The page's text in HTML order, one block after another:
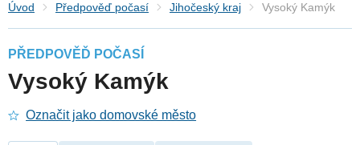
Úvod Předpověď počasí Jihočeský kraj Vysoký Kamýk
PŘEDPOVĚĎ POČASÍ
Vysoký Kamýk
Označit jako domovské město